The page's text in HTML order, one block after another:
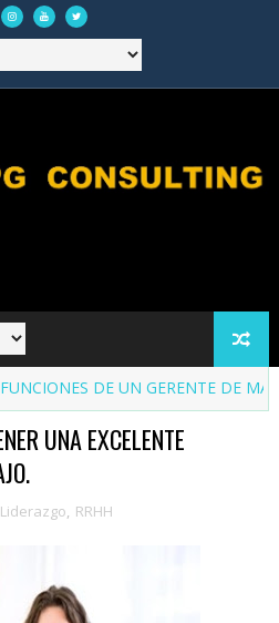
DE UN GERENTE DE
UNA EXCELENTE
Liderazgo RRHH